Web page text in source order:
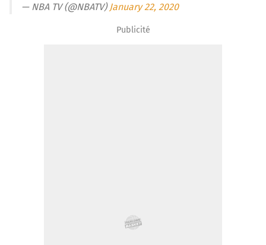
— NBA TV (@NBATV) January 22, 2020
Publicité